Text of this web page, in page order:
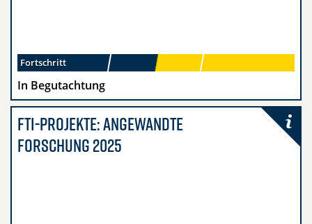
Fortschritt
In Begutachtung
FTI-Projekte: Angewandte
Forschung 2025